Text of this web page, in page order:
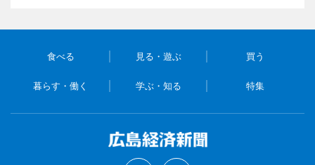
食べる 見る・遊ぶ 買う
暮らす・働く 学ぶ・知る 特集